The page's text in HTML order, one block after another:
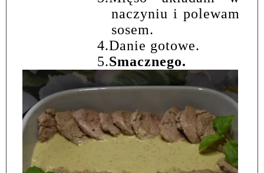
naczyniu i polewam
sosem.
4.Danie gotowe.
5.Smacznego.